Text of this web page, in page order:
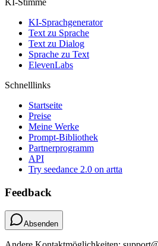
KI-Stimme
KI-Sprachgenerator
Text zu Sprache
Text zu Dialog
Sprache zu Text
ElevenLabs
Schnelllinks
Startseite
Preise
Meine Werke
Prompt-Bibliothek
Partnerprogramm
API
Try seedance 2.0 on artta
Feedback
Absenden